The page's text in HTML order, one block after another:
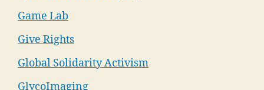
Game Lab
Give Rights
Global Solidarity Activism
GlycoImaging